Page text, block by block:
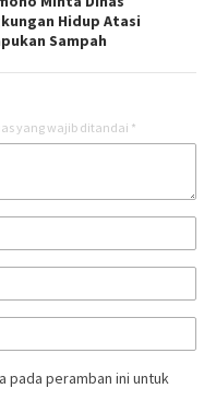
Hidup Atasi
Sampah
yang wajib ditandai *
pada peramban ini untuk